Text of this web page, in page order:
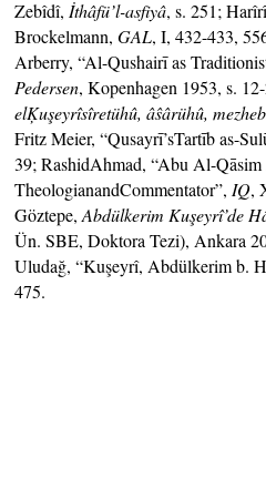
Zebîdî, İthâfü’l-asfiyâ, s. 251;
Brockelmann,GAL, I, 432-433,
Arberry, “Al-Qushairī as
Pedersen, Kopenhagen 1953, s.
elĶuşeyrîsîretühû, âŝârühû,
Fritz Meier, “Qusayrī’sTartīb as-
39; RashidAhmad, “Abu Al-
TheologianandCommentator”, IQ,
Göztepe,Abdülkerim Kuşeyrî’de
Ün. SBE, Doktora Tezi), Ankara
Uludağ, “Kuşeyrî, Abdülkerim b.
475.